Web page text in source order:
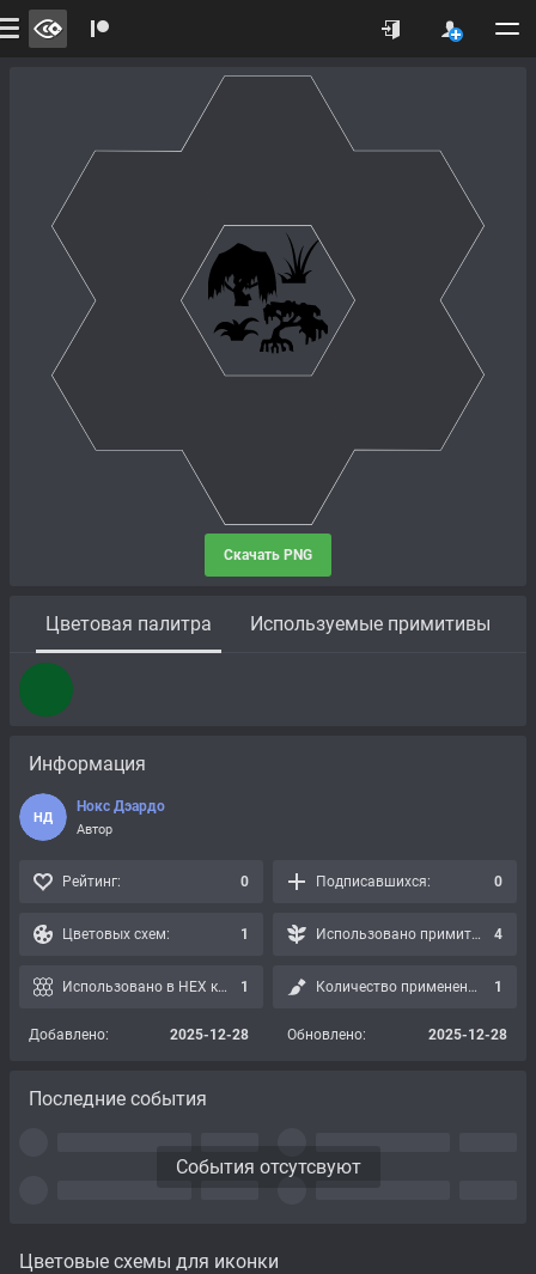
Скачать PNG
Цветовая палитра Используемые примитивы
Цветовые схемы для иконки
Информация
НД
Нокс Дэардо
Автор
Рейтинг: 0 Подписавшихся: 0
Цветовых схем: 1 Использовано примитивов: 4
Использовано в HEX картах: 1 Количество применений: 1
Добавлено: 2025-12-28 Обновлено: 2025-12-28
Последние события
События отсутсвуют